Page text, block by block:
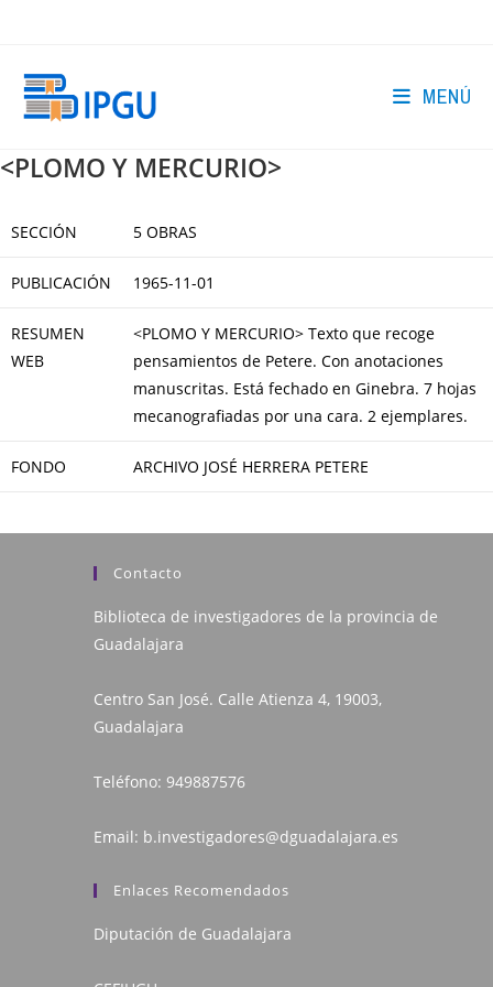
MENÚ
<PLOMO Y MERCURIO>
SECCIÓN 5 OBRAS
PUBLICACIÓN 1965-11-01
RESUMEN
WEB
<PLOMO Y MERCURIO> Texto que recoge
pensamientos de Petere. Con anotaciones
manuscritas. Está fechado en Ginebra. 7 hojas
mecanografiadas por una cara. 2 ejemplares.
FONDO ARCHIVO JOSÉ HERRERA PETERE
Contacto
Biblioteca de investigadores de la provincia de
Guadalajara
Centro San José. Calle Atienza 4, 19003,
Guadalajara
Teléfono: 949887576
Email: b.investigadores@dguadalajara.es
Enlaces Recomendados
Diputación de Guadalajara